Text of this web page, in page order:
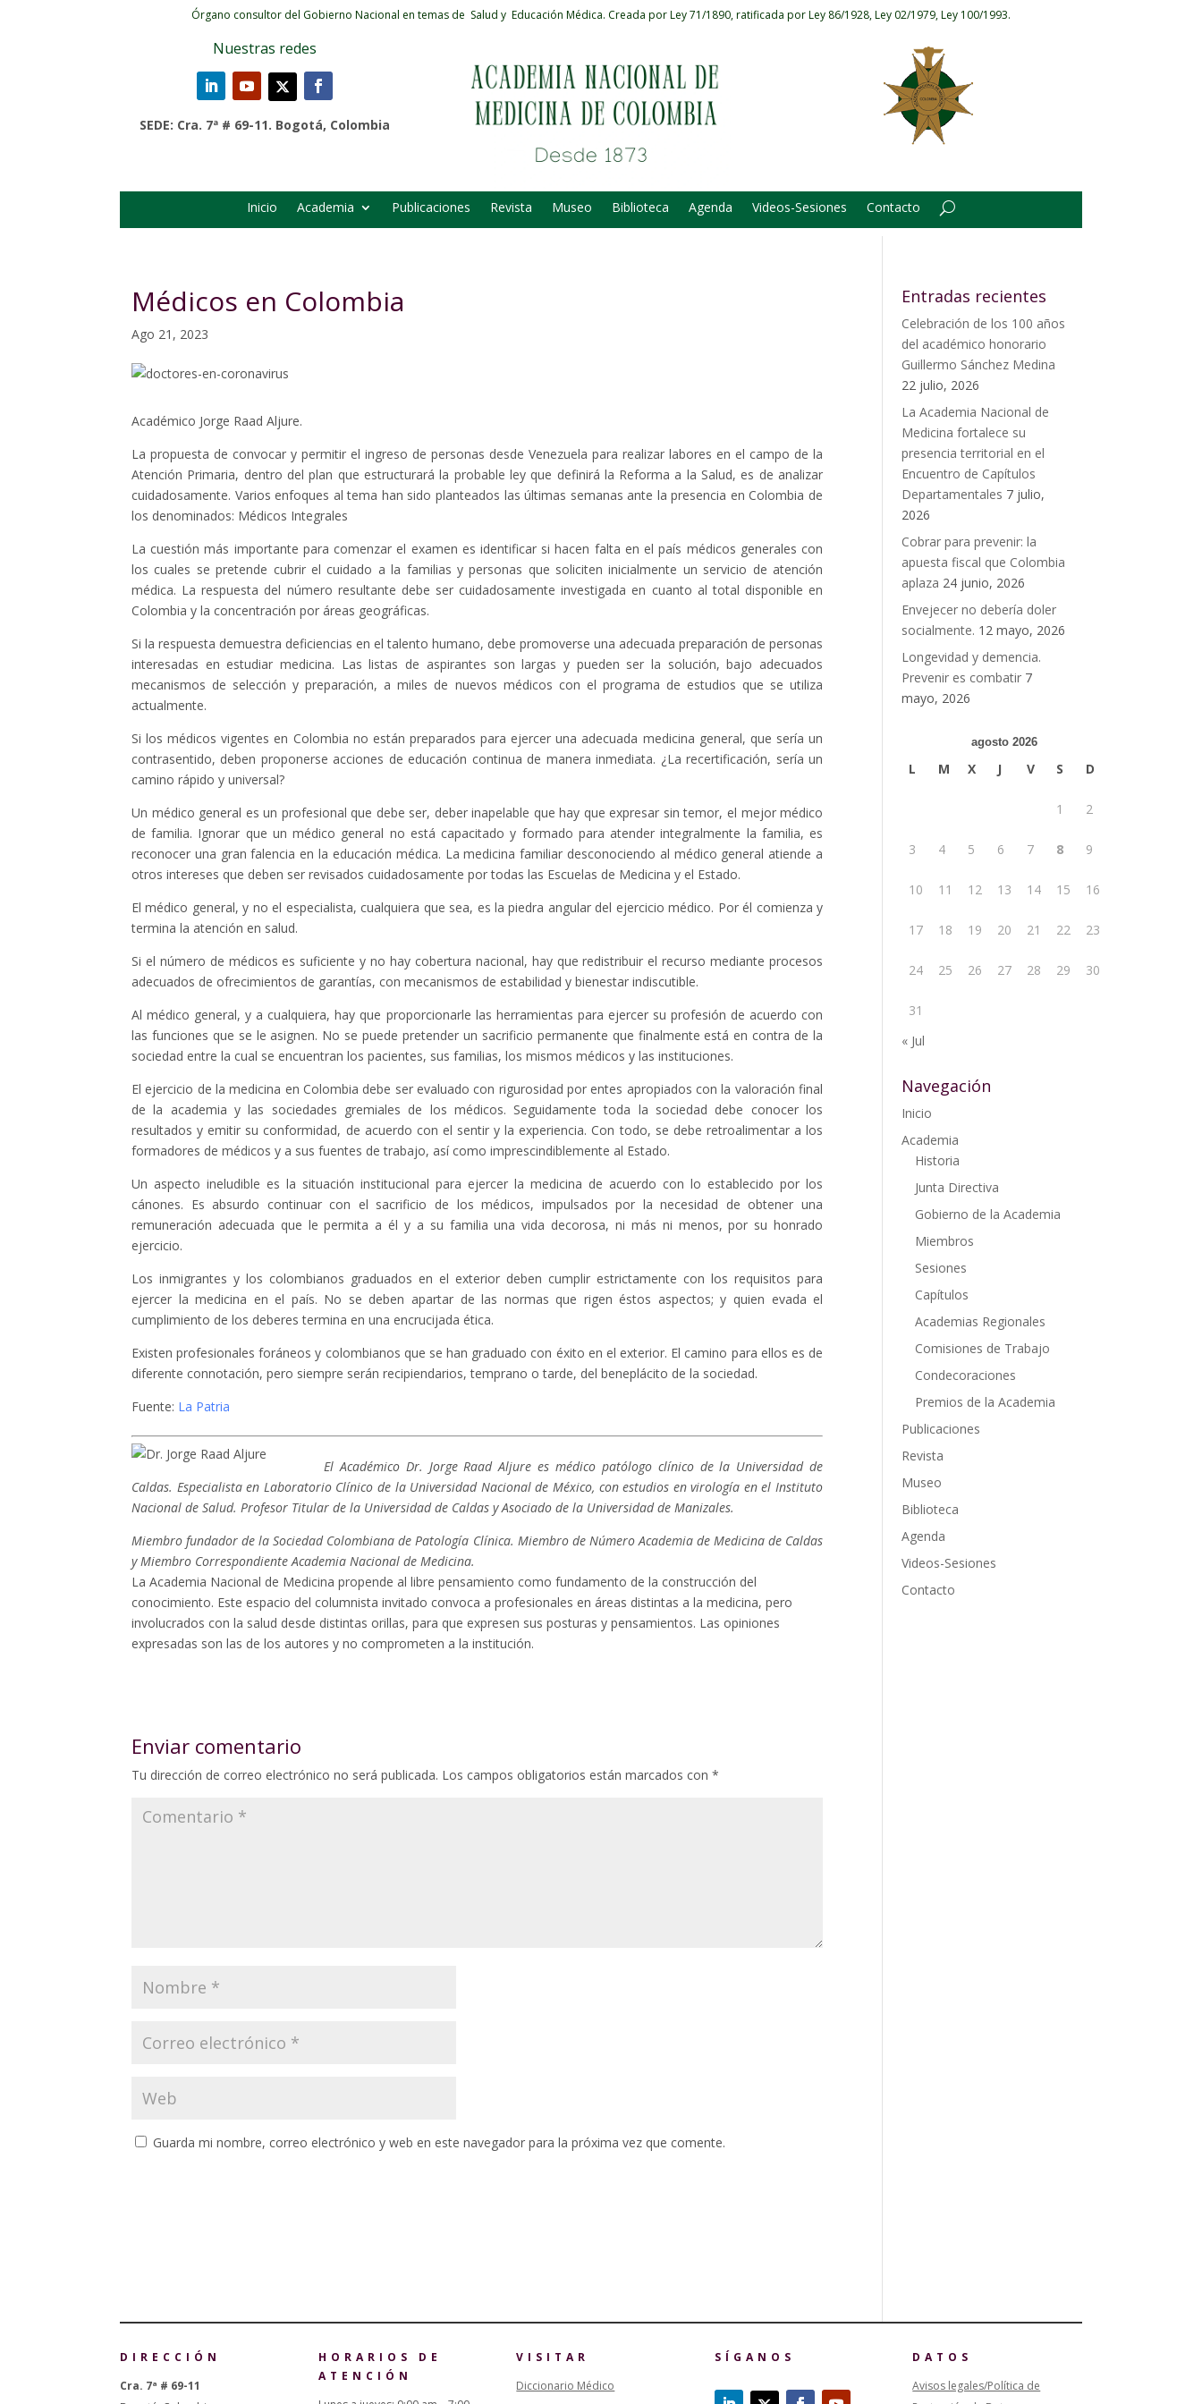
Órgano consultor del Gobierno Nacional en temas de Salud y Educación Médica. Creada por Ley 71/1890, ratificada por Ley 86/1928, Ley 02/1979, Ley 100/1993.
Nuestras redes
SEDE: Cra. 7ª # 69-11. Bogotá, Colombia
Inicio Academia Publicaciones Revista Museo Biblioteca Agenda Videos-Sesiones Contacto
Médicos en Colombia
Ago 21, 2023
Académico Jorge Raad Aljure.
La propuesta de convocar y permitir el ingreso de personas desde Venezuela para realizar labores en el campo de la
Atención Primaria, dentro del plan que estructurará la probable ley que definirá la Reforma a la Salud, es de analizar
cuidadosamente. Varios enfoques al tema han sido planteados las últimas semanas ante la presencia en Colombia de
los denominados: Médicos Integrales
La cuestión más importante para comenzar el examen es identificar si hacen falta en el país médicos generales con
los cuales se pretende cubrir el cuidado a la familias y personas que soliciten inicialmente un servicio de atención
médica. La respuesta del número resultante debe ser cuidadosamente investigada en cuanto al total disponible en
Colombia y la concentración por áreas geográficas.
Si la respuesta demuestra deficiencias en el talento humano, debe promoverse una adecuada preparación de personas
interesadas en estudiar medicina. Las listas de aspirantes son largas y pueden ser la solución, bajo adecuados
mecanismos de selección y preparación, a miles de nuevos médicos con el programa de estudios que se utiliza
actualmente.
Si los médicos vigentes en Colombia no están preparados para ejercer una adecuada medicina general, que sería un
contrasentido, deben proponerse acciones de educación continua de manera inmediata. ¿La recertificación, sería un
camino rápido y universal?
Un médico general es un profesional que debe ser, deber inapelable que hay que expresar sin temor, el mejor médico
de familia. Ignorar que un médico general no está capacitado y formado para atender integralmente la familia, es
reconocer una gran falencia en la educación médica. La medicina familiar desconociendo al médico general atiende a
otros intereses que deben ser revisados cuidadosamente por todas las Escuelas de Medicina y el Estado.
El médico general, y no el especialista, cualquiera que sea, es la piedra angular del ejercicio médico. Por él comienza y
termina la atención en salud.
Si el número de médicos es suficiente y no hay cobertura nacional, hay que redistribuir el recurso mediante procesos
adecuados de ofrecimientos de garantías, con mecanismos de estabilidad y bienestar indiscutible.
Al médico general, y a cualquiera, hay que proporcionarle las herramientas para ejercer su profesión de acuerdo con
las funciones que se le asignen. No se puede pretender un sacrificio permanente que finalmente está en contra de la
sociedad entre la cual se encuentran los pacientes, sus familias, los mismos médicos y las instituciones.
El ejercicio de la medicina en Colombia debe ser evaluado con rigurosidad por entes apropiados con la valoración final
de la academia y las sociedades gremiales de los médicos. Seguidamente toda la sociedad debe conocer los
resultados y emitir su conformidad, de acuerdo con el sentir y la experiencia. Con todo, se debe retroalimentar a los
formadores de médicos y a sus fuentes de trabajo, así como imprescindiblemente al Estado.
Un aspecto ineludible es la situación institucional para ejercer la medicina de acuerdo con lo establecido por los
cánones. Es absurdo continuar con el sacrificio de los médicos, impulsados por la necesidad de obtener una
remuneración adecuada que le permita a él y a su familia una vida decorosa, ni más ni menos, por su honrado
ejercicio.
Los inmigrantes y los colombianos graduados en el exterior deben cumplir estrictamente con los requisitos para
ejercer la medicina en el país. No se deben apartar de las normas que rigen éstos aspectos; y quien evada el
cumplimiento de los deberes termina en una encrucijada ética.
Existen profesionales foráneos y colombianos que se han graduado con éxito en el exterior. El camino para ellos es de
diferente connotación, pero siempre serán recipiendarios, temprano o tarde, del beneplácito de la sociedad.
Fuente: La Patria
El Académico Dr. Jorge Raad Aljure es médico patólogo clínico de la Universidad de
Caldas. Especialista en Laboratorio Clínico de la Universidad Nacional de México, con estudios en virología en el Instituto
Nacional de Salud. Profesor Titular de la Universidad de Caldas y Asociado de la Universidad de Manizales.
Miembro fundador de la Sociedad Colombiana de Patología Clínica. Miembro de Número Academia de Medicina de Caldas
y Miembro Correspondiente Academia Nacional de Medicina.
La Academia Nacional de Medicina propende al libre pensamiento como fundamento de la construcción del
conocimiento. Este espacio del columnista invitado convoca a profesionales en áreas distintas a la medicina, pero
involucrados con la salud desde distintas orillas, para que expresen sus posturas y pensamientos. Las opiniones
expresadas son las de los autores y no comprometen a la institución.
Enviar comentario
Tu dirección de correo electrónico no será publicada. Los campos obligatorios están marcados con *
Guarda mi nombre, correo electrónico y web en este navegador para la próxima vez que comente.
Entradas recientes
Celebración de los 100 años
del académico honorario
Guillermo Sánchez Medina
22 julio, 2026
La Academia Nacional de
Medicina fortalece su
presencia territorial en el
Encuentro de Capítulos
Departamentales 7 julio,
2026
Cobrar para prevenir: la
apuesta fiscal que Colombia
aplaza 24 junio, 2026
Envejecer no debería doler
socialmente. 12 mayo, 2026
Longevidad y demencia.
Prevenir es combatir 7
mayo, 2026
agosto 2026
L M X J V S D
1 2
3 4 5 6 7 8 9
10 11 12 13 14 15 16
17 18 19 20 21 22 23
24 25 26 27 28 29 30
31
« Jul
Navegación
Inicio
Academia
Historia
Junta Directiva
Gobierno de la Academia
Miembros
Sesiones
Capítulos
Academias Regionales
Comisiones de Trabajo
Condecoraciones
Premios de la Academia
Publicaciones
Revista
Museo
Biblioteca
Agenda
Videos-Sesiones
Contacto
DIRECCIÓN
Cra. 7ª # 69-11
HORARIOS DE
ATENCIÓN
VISITAR
Diccionario Médico
SÍGANOS
DATOS
Avisos legales/Política de